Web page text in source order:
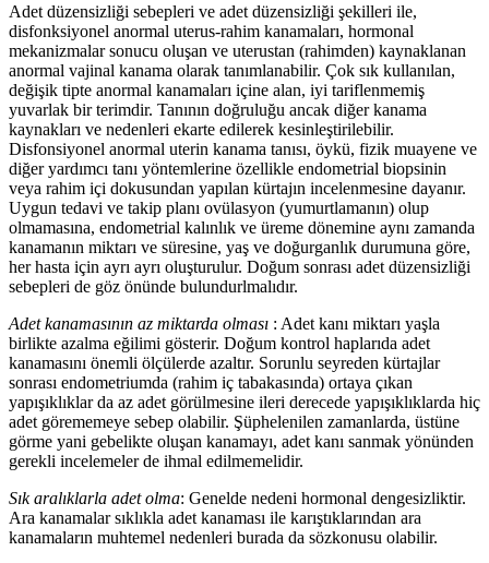
Adet düzensizliği sebepleri ve adet düzensizliği şekilleri ile,
disfonksiyonel anormal uterus-rahim kanamaları, hormonal
mekanizmalar sonucu oluşan ve uterustan (rahimden) kaynaklanan
anormal vajinal kanama olarak tanımlanabilir. Çok sık kullanılan,
değişik tipte anormal kanamaları içine alan, iyi tariflenmemiş
yuvarlak bir terimdir. Tanının doğruluğu ancak diğer kanama
kaynakları ve nedenleri ekarte edilerek kesinleştirilebilir.
Disfonsiyonel anormal uterin kanama tanısı, öykü, fizik muayene ve
diğer yardımcı tanı yöntemlerine özellikle endometrial biopsinin
veya rahim içi dokusundan yapılan kürtajın incelenmesine dayanır.
Uygun tedavi ve takip planı ovülasyon (yumurtlamanın) olup
olmamasına, endometrial kalınlık ve üreme dönemine aynı zamanda
kanamanın miktarı ve süresine, yaş ve doğurganlık durumuna göre,
her hasta için ayrı ayrı oluşturulur. Doğum sonrası adet düzensizliği
sebepleri de göz önünde bulundurlmalıdır.
Adet kanamasının az miktarda olması : Adet kanı miktarı yaşla
birlikte azalma eğilimi gösterir. Doğum kontrol haplarıda adet
kanamasını önemli ölçülerde azaltır. Sorunlu seyreden kürtajlar
sonrası endometriumda (rahim iç tabakasında) ortaya çıkan
yapışıklıklar da az adet görülmesine ileri derecede yapışıklıklarda hiç
adet görememeye sebep olabilir. Şüphelenilen zamanlarda, üstüne
görme yani gebelikte oluşan kanamayı, adet kanı sanmak yönünden
gerekli incelemeler de ihmal edilmemelidir.
Sık aralıklarla adet olma: Genelde nedeni hormonal dengesizliktir.
Ara kanamalar sıklıkla adet kanaması ile karıştıklarından ara
kanamaların muhtemel nedenleri burada da sözkonusu olabilir.